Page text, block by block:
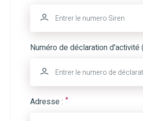
Numéro de déclaration d'activité
Adresse : *